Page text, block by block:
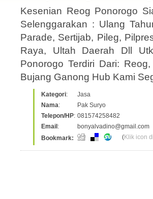
Kesenian Reog Ponorogo
Selenggarakan : Ulang
Parade, Sertijab, Pileg,
Raya, Ultah Daerah Dll
Ponorogo Terdiri Dari:
Bujang Ganong Hub Kami
Kategori:
Jasa
Nama:
Pak Suryo
Telepon/HP: 081574258482
Email :
bonyalvadino@gmail.com
Bookmark:
(Klik icon